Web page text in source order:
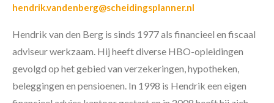
hendrik.vandenberg@scheidingsplanner.nl
Hendrik van den Berg is sinds 1977 als financieel en fiscaal
adviseur werkzaam. Hij heeft diverse HBO-opleidingen
gevolgd op het gebied van verzekeringen, hypotheken,
beleggingen en pensioenen. In 1998 is Hendrik een eigen